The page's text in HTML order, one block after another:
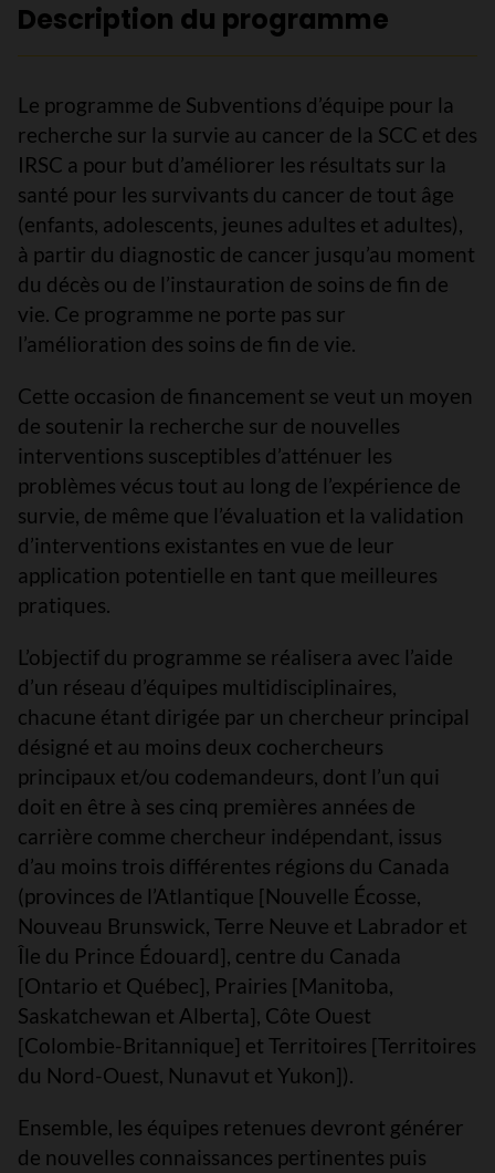
Description du programme
Le programme de Subventions d’équipe pour la
recherche sur la survie au cancer de la SCC et des
IRSC a pour but d’améliorer les résultats sur la
santé pour les survivants du cancer de tout âge
(enfants, adolescents, jeunes adultes et adultes),
à partir du diagnostic de cancer jusqu’au moment
du décès ou de l’instauration de soins de fin de
vie. Ce programme ne porte pas sur
l’amélioration des soins de fin de vie.
Cette occasion de financement se veut un moyen
de soutenir la recherche sur de nouvelles
interventions susceptibles d’atténuer les
problèmes vécus tout au long de l’expérience de
survie, de même que l’évaluation et la validation
d’interventions existantes en vue de leur
application potentielle en tant que meilleures
pratiques.
L’objectif du programme se réalisera avec l’aide
d’un réseau d’équipes multidisciplinaires,
chacune étant dirigée par un chercheur principal
désigné et au moins deux cochercheurs
principaux et/ou codemandeurs, dont l’un qui
doit en être à ses cinq premières années de
carrière comme chercheur indépendant, issus
d’au moins trois différentes régions du Canada
(provinces de l’Atlantique [Nouvelle Écosse,
Nouveau Brunswick, Terre Neuve et Labrador et
Île du Prince Édouard], centre du Canada
[Ontario et Québec], Prairies [Manitoba,
Saskatchewan et Alberta], Côte Ouest
[Colombie-Britannique] et Territoires [Territoires
du Nord-Ouest, Nunavut et Yukon]).
Ensemble, les équipes retenues devront générer
de nouvelles connaissances pertinentes puis